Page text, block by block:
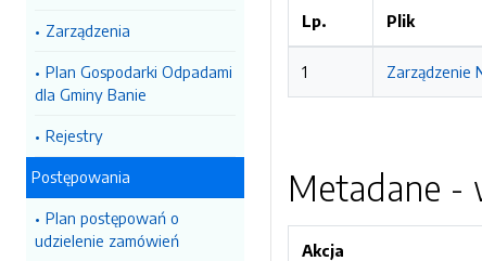
Zarządzenia
Plan Gospodarki Odpadami
dla Gminy Banie
Rejestry
Postępowania
Plan postępowań o
udzielenie zamówień
Lp. Plik
1 Zarządzenie
Metadane -
Akcja